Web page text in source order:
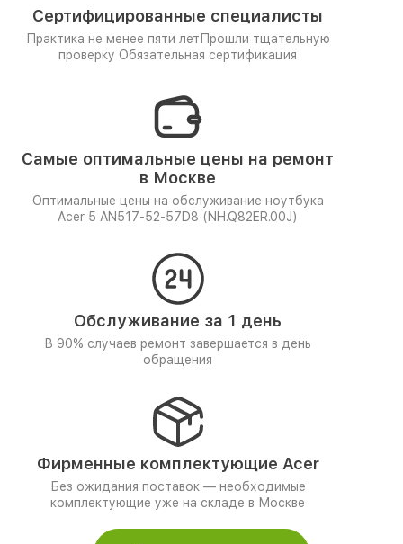
Сертифицированные специалисты
Практика не менее пяти лет Прошли тщательную
проверку Обязательная сертификация
Самые оптимальные цены на ремонт
в Москве
Оптимальные цены на обслуживание ноутбука
Acer 5 AN517-52-57D8 (NH.Q82ER.00J)
Обслуживание за 1 день
В 90% случаев ремонт завершается в день
обращения
Фирменные комплектующие Acer
Без ожидания поставок — необходимые
комплектующие уже на складе в Москве